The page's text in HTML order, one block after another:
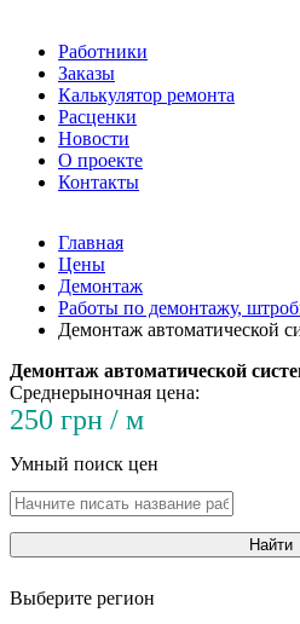
Работники
Заказы
Калькулятор ремонта
Расценки
Новости
О проекте
Контакты
Главная
Цены
Демонтаж
Работы по демонтажу,
Демонтаж автоматической
Демонтаж автоматической
Среднерыночная цена:
250 грн / м
Умный поиск цен
Найти
Выберите регион